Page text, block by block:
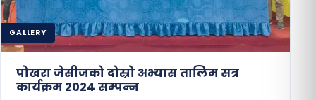
GALLERY
पोखरा जेसीजको दोस्रो अभ्यास तालिम सत्र
कार्यक्रम 2024 सम्पन्न